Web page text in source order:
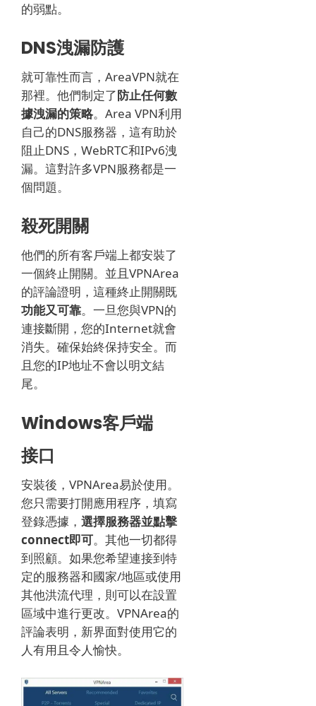
的弱點。
DNS洩漏防護
就可靠性而言，AreaVPN就在
那裡。 他們制定了防止任何數
據洩漏的策略。 Area VPN利用
自己的DNS服務器，這有助於
阻止DNS，WebRTC和IPv6洩
漏。 這對許多VPN服務都是一
個問題。
殺死開關
他們的所有客戶端上都安裝了
一個終止開關。 並且VPNArea
的評論證明，這種終止開關既
功能又可靠。 一旦您與VPN的
連接斷開，您的Internet就會
消失。 確保始終保持安全。 而
且您的IP地址不會以明文結
尾。
Windows客戶端
接口
安裝後，VPNArea易於使用。
您只需要打開應用程序，填寫
登錄憑據， 選擇服務器並點擊
connect即可。 其他一切都得
到照顧。 如果您希望連接到特
定的服務器和國家/地區或使用
其他洪流代理，則可以在設置
區域中進行更改。 VPNArea的
評論表明，新界面對使用它的
人有用且令人愉快。